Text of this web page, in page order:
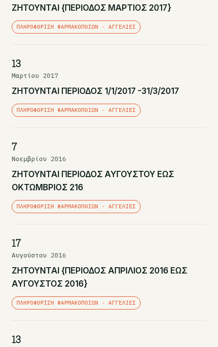
ΖΗΤΟΥΝΤΑΙ {ΠΕΡΙΟΔΟΣ ΜΑΡΤΙΟΣ 2017}
ΠΛΗΡΟΦΌΡΙΣΗ ΦΑΡΜΑΚΟΠΟΙΏΝ - ΑΓΓΕΛΊΕΣ
13
Μαρτίου 2017
ΖΗΤΟΥΝΤΑΙ ΠΕΡΙΟΔΟΣ 1/1/2017 -31/3/2017
ΠΛΗΡΟΦΌΡΙΣΗ ΦΑΡΜΑΚΟΠΟΙΏΝ - ΑΓΓΕΛΊΕΣ
7
Νοεμβρίου 2016
ΖΗΤΟΥΝΤΑΙ ΠΕΡΙΟΔΟΣ ΑΥΓΟΥΣΤΟΥ ΕΩΣ
ΟΚΤΩΜΒΡΙΟΣ 216
ΠΛΗΡΟΦΌΡΙΣΗ ΦΑΡΜΑΚΟΠΟΙΏΝ - ΑΓΓΕΛΊΕΣ
17
Αυγούστου 2016
ΖΗΤΟΥΝΤΑΙ {ΠΕΡΙΟΔΟΣ ΑΠΡΙΛΙΟΣ 2016 ΕΩΣ
ΑΥΓΟΥΣΤΟΣ 2016}
ΠΛΗΡΟΦΌΡΙΣΗ ΦΑΡΜΑΚΟΠΟΙΏΝ - ΑΓΓΕΛΊΕΣ
13